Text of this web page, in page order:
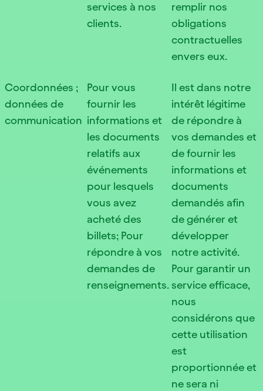
services à nos
clients.
remplir nos
obligations
contractuelles
envers eux.
Coordonnées ;
données de
communication
Pour vous
fournir les
informations et
les documents
relatifs aux
événements
pour lesquels
vous avez
acheté des
billets; Pour
répondre à vos
demandes de
renseignements.
Il est dans notre
intérêt légitime
de répondre à
vos demandes et
de fournir les
informations et
documents
demandés afin
de générer et
développer
notre activité.
Pour garantir un
service efficace,
nous
considérons que
cette utilisation
est
proportionnée et
ne sera ni